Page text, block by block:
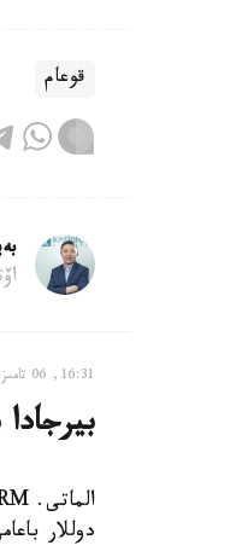
قوعام
16:31, 06 تامىز 2026
دوللار